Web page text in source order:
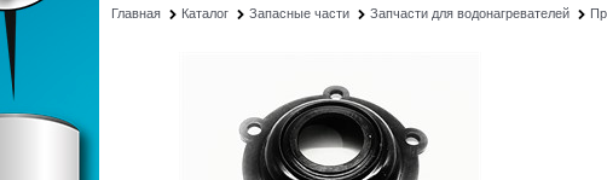
Главная Каталог Запасные части Запчасти для водонагревателей